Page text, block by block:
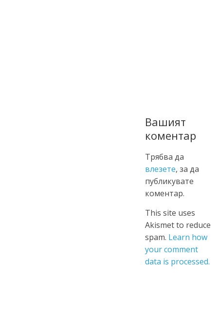
Вашият
коментар
Трябва да
влезете, за да
публикувате
коментар.
This site uses
Akismet to reduce
spam. Learn how
your comment
data is processed.